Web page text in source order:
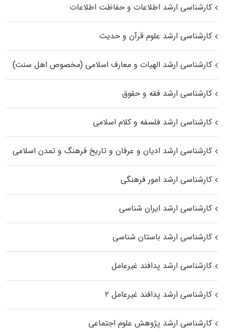
کارشناسی ارشد اطلاعات و حفاظت اطلاعات
کارشناسی ارشد علوم قرآن و حدیث
کارشناسی ارشد الهیات و معارف اسلامی (مخصوص اهل سنت)
کارشناسی ارشد فقه و حقوق
کارشناسی ارشد فلسفه و کلام اسلامی
کارشناسی ارشد ادیان و عرفان و تاریخ فرهنگ و تمدن اسلامی
کارشناسی ارشد امور فرهنگی
کارشناسی ارشد ایران شناسی
کارشناسی ارشد باستان شناسی
کارشناسی ارشد پدافند غیرعامل
کارشناسی ارشد پدافند غیرعامل ۲
کارشناسی ارشد پژوهش علوم اجتماعی